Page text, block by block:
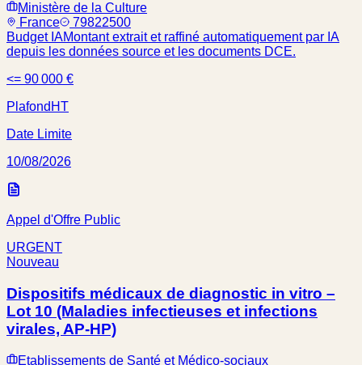
Ministère de la Culture
France
79822500
Budget IAMontant extrait et raffiné automatiquement par IA
depuis les données source et les documents DCE.
<= 90 000 €
Plafond HT
Date Limite
10/08/2026
Appel d'Offre Public
URGENT
Nouveau
Dispositifs médicaux de diagnostic in vitro –
Lot 10 (Maladies infectieuses et infections
virales, AP-HP)
Etablissements de Santé et Médico-sociaux